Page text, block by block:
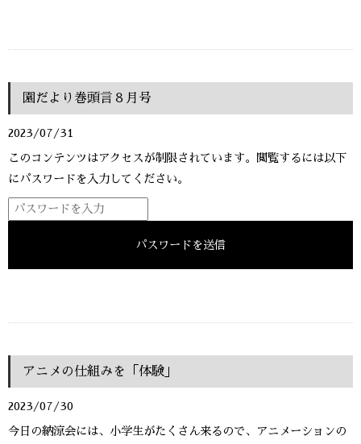
園だより巻頭言８月号
2023/07/31
このコンテンツはアクセスが制限されています。閲覧するには以下
にパスワードを入力してください。
アニメの仕組みを「体験」
2023/07/30
今日の納涼会には、小学生がたくさん来るので、アニメーションの